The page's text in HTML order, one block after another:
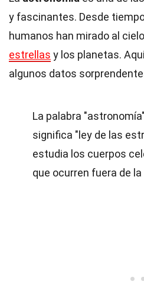
y fascinantes. Desde
humanos han mirado al
estrellas y los planetas.
algunos datos
La palabra
significa "ley de las
estudia los cuerpos
que ocurren fuera de